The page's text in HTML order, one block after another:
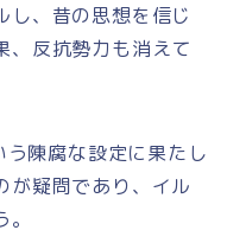
し、昔の思想を信じ
、反抗勢力も消えて
う陳腐な設定に果たし
が疑問であり、イル